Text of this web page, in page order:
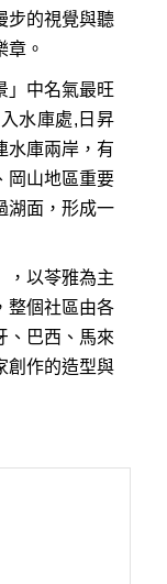
步的視覺與聽
章。
」中名氣最旺
水庫處,日昇
水庫兩岸，有
岡山地區重要
湖面，形成一
，以苓雅為主
整個社區由各
、巴西、馬來
創作的造型與